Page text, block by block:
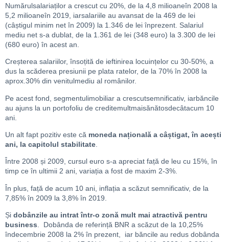
Numărulsalariaților a crescut cu 20%, de la 4,8 milioaneîn 2008 la
5,2 milioaneîn 2019, iarsalariile au avansat de la 469 de lei
(câștigul minim net în 2009) la 1.346 de lei înprezent. Salariul
mediu net s-a dublat, de la 1.361 de lei (348 euro) la 3.300 de lei
(680 euro) în acest an.
Creșterea salariilor, însoțită de ieftinirea locuințelor cu 30-50%, a
dus la scăderea presiunii pe plata ratelor, de la 70% în 2008 la
aprox.30% din venitulmediu al românilor.
Pe acest fond, segmentulimobiliar a crescutsemnificativ, iarbăncile
au ajuns la un portofoliu de creditemultmaisănătosdecâtacum 10
ani.
Un alt fapt pozitiv este că moneda națională a câștigat, în acești
ani, la capitolul stabilitate
Între 2008 și 2009, cursul euro s-a apreciat față de leu cu 15%, în
timp ce în ultimii 2 ani, variația a fost de maxim 2-3%.
În plus, față de acum 10 ani, inflația a scăzut semnificativ, de la
7,85% în 2009 la 3,8% în 2019.
Și dobânzile au intrat într-o zonă mult mai atractivă pentru
business. Dobânda de referință BNR a scăzut de la 10,25%
îndecembrie 2008 la 2% în prezent, iar băncile au redus dobânda